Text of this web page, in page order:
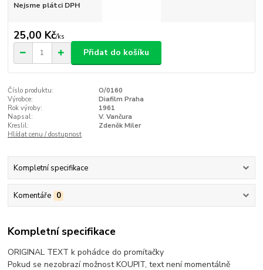
Nejsme plátci DPH
25,00 Kč/ks
Přidat do košíku
Číslo produktu:
O/0160
Výrobce:
Diafilm Praha
Rok výroby:
1961
Napsal:
V. Vančura
Kreslil:
Zdeněk Miler
Hlídat cenu / dostupnost
Kompletní specifikace
Komentáře 0
Kompletní specifikace
ORIGINAL TEXT k pohádce do promítačky
Pokud se nezobrazí možnost KOUPIT, text není momentálně